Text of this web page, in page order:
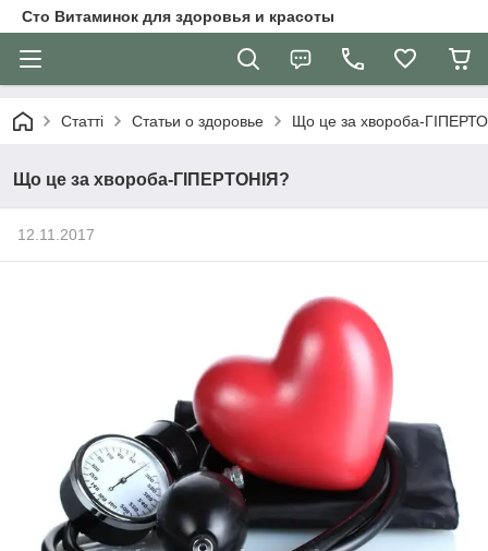
Сто Витаминок для здоровья и красоты
Статті Статьи о здоровье Що це за хвороба-
Що це за хвороба-ГІПЕРТОНІЯ?
12.11.2017